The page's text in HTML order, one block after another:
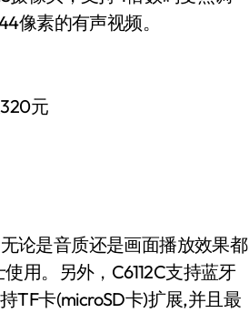
像素的有声视频。
论是音质还是画面播放效果都
用。另外，C6112C支持蓝牙
TF卡(microSD卡)扩展,并且最